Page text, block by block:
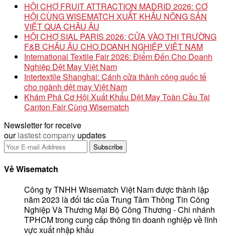
HỘI CHỢ FRUIT ATTRACTION MADRID 2026: CƠ
HỘI CÙNG WISEMATCH XUẤT KHẨU NÔNG SẢN
VIỆT QUA CHÂU ÂU
HỘI CHỢ SIAL PARIS 2026: CỬA VÀO THỊ TRƯỜNG
F&B CHÂU ÂU CHO DOANH NGHIỆP VIỆT NAM
International Textile Fair 2026: Điểm Đến Cho Doanh
Nghiệp Dệt May Việt Nam
Intertextile Shanghai: Cánh cửa thành công quốc tế
cho ngành dệt may Việt Nam
Khám Phá Cơ Hội Xuất Khẩu Dệt May Toàn Cầu Tại
Canton Fair Cùng Wisematch
Newsletter for receive
ourlastest company updates
Về Wisematch
Công ty TNHH Wisematch Việt Nam được thành lập
năm 2023 là đối tác của Trung Tâm Thông Tin Công
Nghiệp Và Thương Mại Bộ Công Thương - Chi nhánh
TPHCM trong cung cấp thông tin doanh nghiệp về lĩnh
vực xuất nhập khẩu